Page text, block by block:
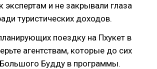
экспертам и не закрывали глаза
туристических доходов.
поездку на Пхукет в
агентствам, которые до сих
Будду в программы.